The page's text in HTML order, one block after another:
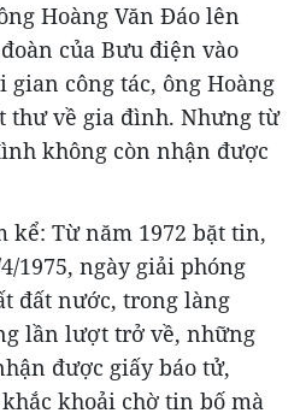
Hoàng Văn Đáo lên
của Bưu điện vào
gian công tác, ông Hoàng
thư về gia đình. Nhưng từ
không còn nhận được
kể: Từ năm 1972 bặt tin,
1975, ngày giải phóng
đất nước, trong làng
lần lượt trở về, những
được giấy báo tử,
khoải chờ tin bố mà